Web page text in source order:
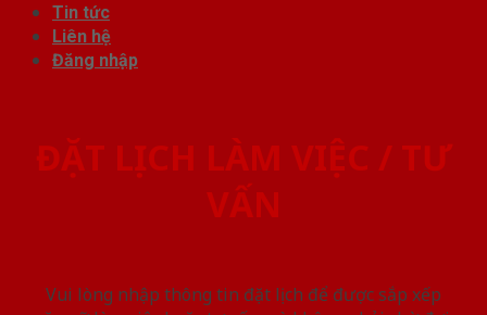
Tin tức
Liên hệ
Đăng nhập
ĐẶT LỊCH LÀM VIỆC / TƯ
VẤN
Vui lòng nhập thông tin đặt lịch để được sắp xếp